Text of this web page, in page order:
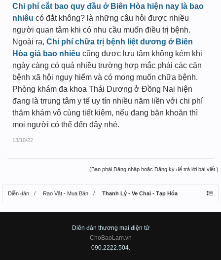
Chi phí cắt bao quy đầu ở Biên Hòa hiện nay là bao
nhiêu có đắt không? là những câu hỏi được nhiều
người quan tâm khi có nhu cầu muốn điều trị bệnh.
Ngoài ra, Chi phí chữa trị bệnh liệt dương ở Biên
Hòa giá bao nhiêu cũng được lưu tâm không kém khi
ngày càng có quá nhiều trường hợp mắc phải các căn
bệnh xã hội nguy hiểm và có mong muốn chữa bệnh.
Phòng khám đa khoa Thái Dương ở Đồng Nai hiện
đang là trrung tâm y tế uy tín nhiều năm liền với chi phí
thăm khám vô cùng tiết kiệm, nếu đang băn khoăn thì
mọi người có thể đến đây nhé.
13/10/22
(Bạn phải Đăng nhập hoặc Đăng ký để trả lời bài viết.)
Diễn đàn Rao Vặt - Mua Bán Thanh Lý - Ve Chai - Tạp Hóa
Diên đàn thương mại điện tử
ChoBaoLam.vn
090.2222.504.